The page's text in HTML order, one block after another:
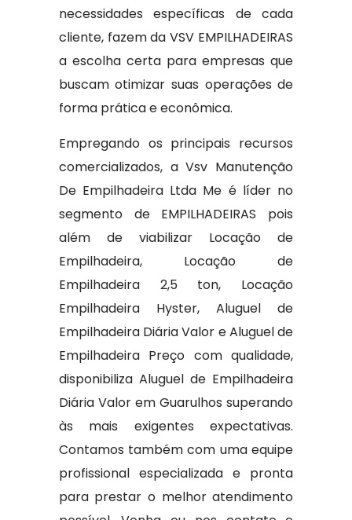
necessidades específicas de cada
cliente, fazem da VSV EMPILHADEIRAS
a escolha certa para empresas que
buscam otimizar suas operações de
forma prática e econômica.
Empregando os principais recursos
comercializados, a Vsv Manutenção
De Empilhadeira Ltda Me é líder no
segmento de EMPILHADEIRAS pois
além de viabilizar Locação de
Empilhadeira, Locação de
Empilhadeira 2,5 ton, Locação
Empilhadeira Hyster, Aluguel de
Empilhadeira Diária Valor e Aluguel de
Empilhadeira Preço com qualidade,
disponibiliza Aluguel de Empilhadeira
Diária Valor em Guarulhos superando
às mais exigentes expectativas.
Contamos também com uma equipe
profissional especializada e pronta
para prestar o melhor atendimento